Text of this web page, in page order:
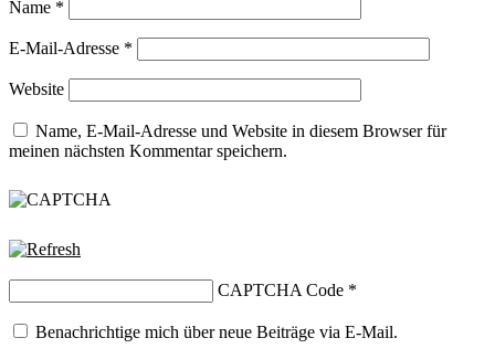
Name *
E-Mail-Adresse *
Website
Name, E-Mail-Adresse und Website in diesem Browser für
meinen nächsten Kommentar speichern.
CAPTCHA Code *
Benachrichtige mich über neue Beiträge via E-Mail.